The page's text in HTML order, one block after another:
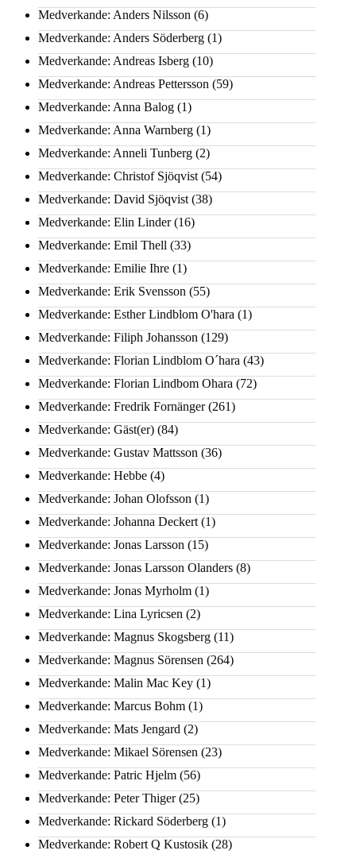
Medverkande: Anders Nilsson (6)
Medverkande: Anders Söderberg (1)
Medverkande: Andreas Isberg (10)
Medverkande: Andreas Pettersson (59)
Medverkande: Anna Balog (1)
Medverkande: Anna Warnberg (1)
Medverkande: Anneli Tunberg (2)
Medverkande: Christof Sjöqvist (54)
Medverkande: David Sjöqvist (38)
Medverkande: Elin Linder(16)
Medverkande: Emil Thell (33)
Medverkande: Emilie Ihre (1)
Medverkande: Erik Svensson (55)
Medverkande: Esther Lindblom O'hara (1)
Medverkande: Filiph Johansson (129)
Medverkande: Florian Lindblom O´hara (43)
Medverkande: Florian Lindbom Ohara (72)
Medverkande: Fredrik Fornänger(261)
Medverkande: Gäst(er) (84)
Medverkande: Gustav Mattsson (36)
Medverkande: Hebbe (4)
Medverkande: Johan Olofsson (1)
Medverkande: Johanna Deckert (1)
Medverkande: Jonas Larsson (15)
Medverkande: Jonas Larsson Olanders (8)
Medverkande: Jonas Myrholm (1)
Medverkande: Lina Lyricsen (2)
Medverkande: Magnus Skogsberg (11)
Medverkande: Magnus Sörensen (264)
Medverkande: Malin Mac Key (1)
Medverkande: Marcus Bohm (1)
Medverkande: Mats Jengard (2)
Medverkande: Mikael Sörensen (23)
Medverkande: Patric Hjelm (56)
Medverkande: Peter Thiger(25)
Medverkande: Rickard Söderberg (1)
Medverkande: Robert Q Kustosik (28)